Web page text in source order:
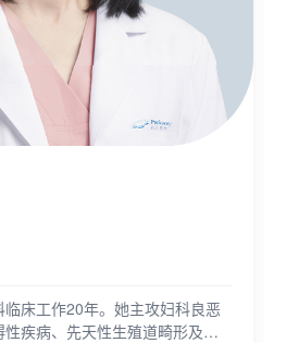
床工作20年。她主攻妇科良恶
疾病、先天性生殖道畸形及生